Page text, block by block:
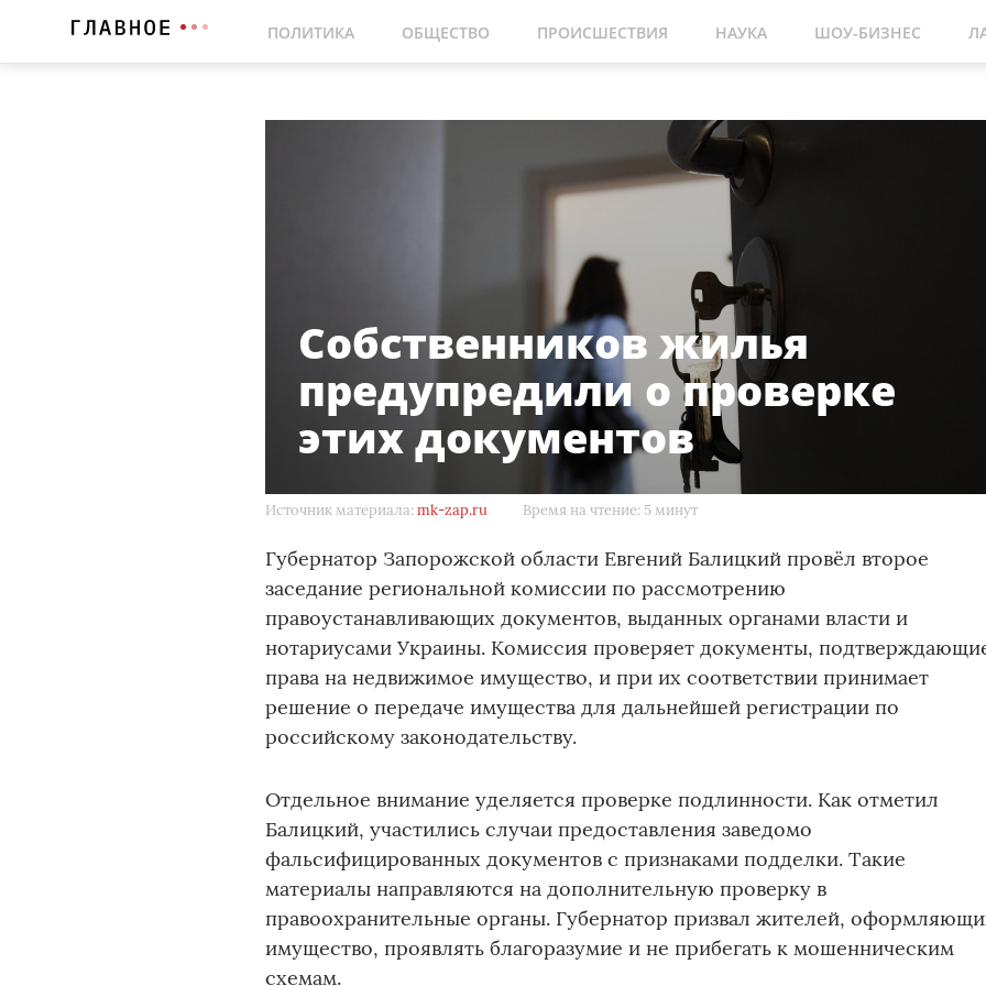
ПОЛИТИКА ОБЩЕСТВО ПРОИСШЕСТВИЯ НАУКА ШОУ-БИЗНЕС
Собственников жилья
предупредили о проверке
этих документов
Источник материала:mk-zap.ru Время на чтение: 5 минут
Губернатор Запорожской области Евгений Балицкий провёл второе
заседание региональной комиссии по рассмотрению
правоустанавливающих документов, выданных органами власти и
нотариусами Украины. Комиссия проверяет документы,
права на недвижимое имущество, и при их соответствии принимает
решение о передаче имущества для дальнейшей регистрации по
российскому законодательству.
Отдельное внимание уделяется проверке подлинности. Как отметил
Балицкий, участились случаи предоставления заведомо
фальсифицированных документов с признаками подделки. Такие
материалы направляются на дополнительную проверку в
правоохранительные органы. Губернатор призвал жителей,
имущество, проявлять благоразумие и не прибегать к мошенническим
схемам.